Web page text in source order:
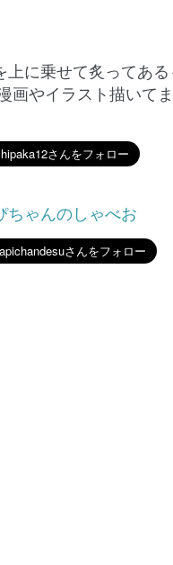
に乗せて炙ってあ
画やイラスト描いて
ちゃんのしゃべお